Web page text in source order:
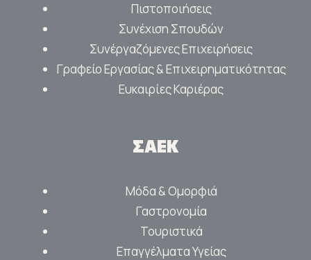
Πιστοποιήσεις
Συνέχιση Σπουδών
Συνέργαζόμενες Επιχειρήσεις
Γραφείο Εργασίας & Επιχειρηματικότητας
Ευκαιρίες Καριέρας
ΣΑΕΚ
Μόδα & Ομορφιά
Γαστρονομία
Τουριστικά
Επαγγέλματα Υγείας